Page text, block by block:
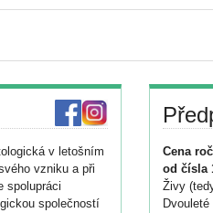
v letošním
vzniku a při
spolupráci
společností
Cena
od čísla
Živy